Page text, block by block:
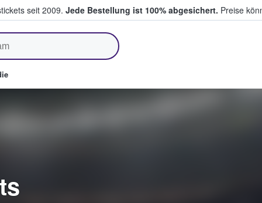
seit 2009. Jede Bestellung ist 100% abgesichert. Preise
& verkaufen